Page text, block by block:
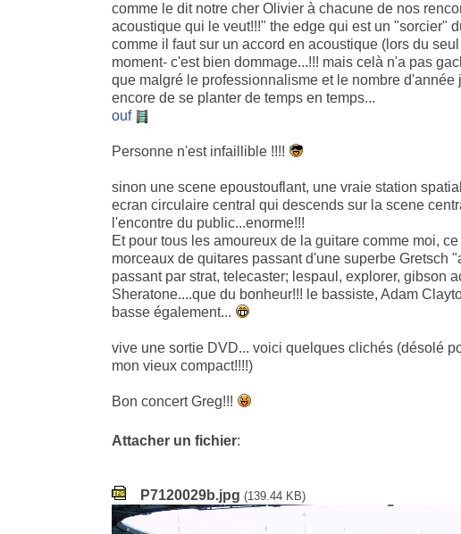
comme le dit notre cher Olivier à chacune de nos
acoustique qui le veut!!!" the edge qui est un "sorcier"
comme il faut sur un accord en acoustique (lors du
moment- c'est bien dommage...!!! mais celà n'a pas
que malgré le professionnalisme et le nombre
encore de se planter de temps en temps...
ouf
Personne n'est infaillible !!!!
sinon une scene epoustouflant, une vraie station
ecran circulaire central qui descends sur la scene
l'encontre du public...enorme!!!
Et pour tous les amoureux de la guitare comme moi,
morceaux de quitares passant d'une superbe Gretsch
passant par strat, telecaster; lespaul, explorer, gibson
Sheratone....que du bonheur!!! le bassiste, Adam
basse également...
vive une sortie DVD... voici quelques clichés (désolé
mon vieux compact!!!!)
Bon concert Greg!!!
Attacher un fichier:
P7120029b.jpg (139.44 KB)